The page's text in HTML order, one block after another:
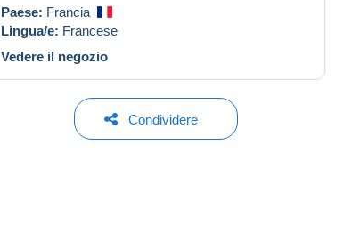
Paese: Francia
Lingua/e: Francese
Vedere il negozio
Condividere